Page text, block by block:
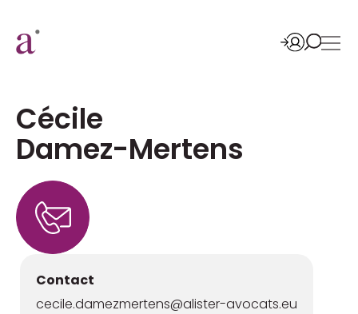
Cécile
Damez-Mertens
Contact
cecile.damezmertens@alister-avocats.eu